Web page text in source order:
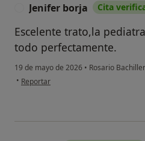
Jenifer borja Cita
Escelente trato,la
todo perfectamente.
19 de mayo de 2026 • Rosario
• en opinión del usuario Jenifer borja
Reportar